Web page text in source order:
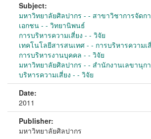
Subject:
มหาวิทยาลัยศิลปากร - - สาขาวิชาการจัดก
เอกชน - - วิทยานิพนธ์
การบริหารความเสี่ยง - - วิจัย
เทคโนโลยีสารสนเทศ - - การบริหารความเ
การบริหารงานบุคคล - - วิจัย
มหาวิทยาลัยศิลปากร - - สำนักงานเลขานุก
บริหารความเสี่ยง - - วิจัย
Date:
2011
Publisher:
มหาวิทยาลัยศิลปากร